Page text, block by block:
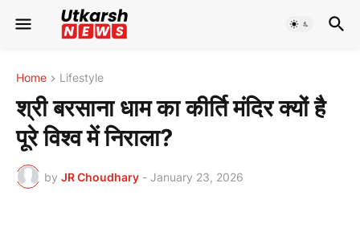
Home Lifestyle
श्री बरसाना धाम का कीर्ति मंदिर क्यों है
पूरे विश्व में निराला?
by JR Choudhary - January 23, 2026